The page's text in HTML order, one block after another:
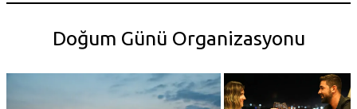
Doğum Günü Organizasyonu